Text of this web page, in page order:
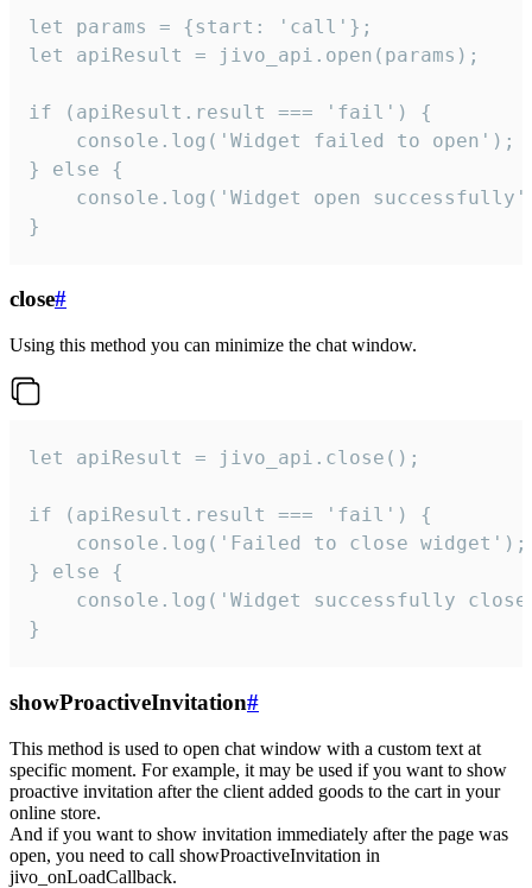
let params = {start: 'call'};
let apiResult = jivo_api.open(params);
if (apiResult.result === 'fail') {
    console.log('Widget failed to open');
} else {
console.log('Widget open
}
close#
Using this method you can minimize the chat window.
let apiResult = jivo_api.close();
if (apiResult.result === 'fail') {
    console.log('Failed to close widget');
} else {
console.log('Widget successfully
}
showProactiveInvitation#
This method is used to open chat window with a custom text at
specific moment. For example, it may be used if you want to show
proactive invitation after the client added goods to the cart in your
online store.
And if you want to show invitation immediately after the page was
open, you need to call showProactiveInvitation in
jivo_onLoadCallback.